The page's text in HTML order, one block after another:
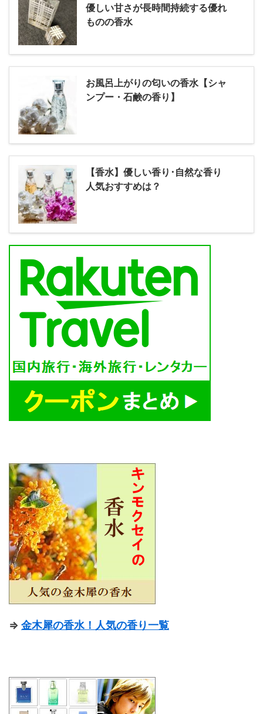
優しい甘さが長時間持続する優れ
ものの香水
お風呂上がりの匂いの香水【シャ
ンプー・石鹸の香り】
【香水】優しい香り･自然な香り
人気おすすめは？
⇒ 金木犀の香水！人気の香り一覧